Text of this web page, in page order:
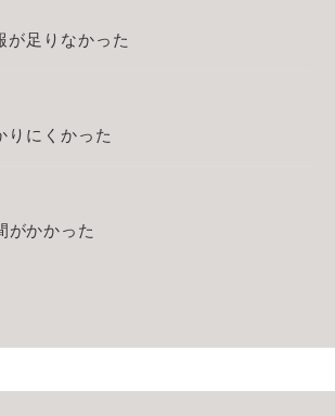
が足りなかった
りにくかった
がかかった